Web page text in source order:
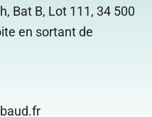
Bat B, Lot 111, 34 500
en sortant de